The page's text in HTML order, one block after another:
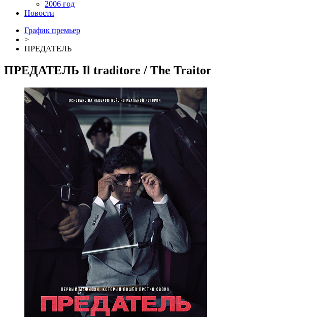
2006 год
Новости
График премьер
>
ПРЕДАТЕЛЬ
ПРЕДАТЕЛЬ Il traditore / The Traitor